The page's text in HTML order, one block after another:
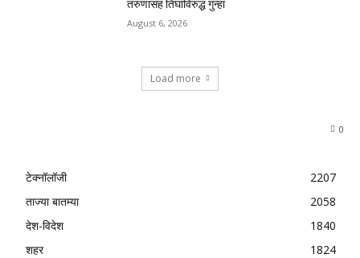
तरुणासह तिघांविरुद्ध गुन्हा
August 6, 2026
Load more
0
टेक्नॉलॉजी
2207
ताज्या बातम्या
2058
देश-विदेश
1840
शहर
1824